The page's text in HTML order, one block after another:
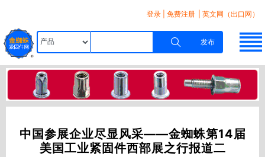
登录 免费注册 | 英文网（出口网）
发布
中国参展企业尽显风采——金蜘蛛第14届
美国工业紧固件西部展之行报道二